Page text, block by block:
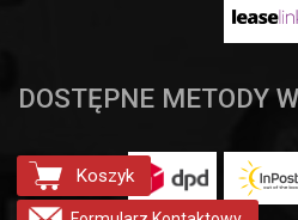
DOSTĘPNE METODY
Koszyk